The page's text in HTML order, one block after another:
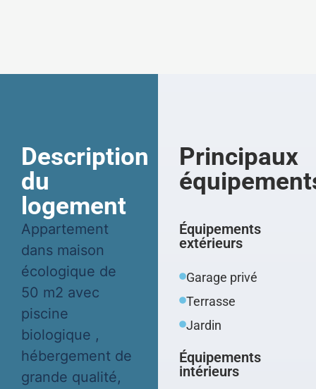
Description
du
logement
Appartement
dans maison
écologique de
50 m2 avec
piscine
biologique ,
hébergement de
grande qualité,
Principaux
Équipements
extérieurs
Garage privé
Terrasse
Jardin
Équipements
intérieurs